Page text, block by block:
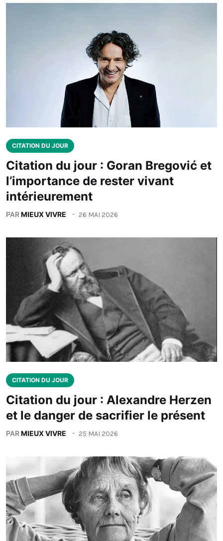
CITATION DU JOUR
Citation du jour : Goran Bregović et
l’importance de rester vivant
intérieurement
PARMIEUX VIVRE 26 MAI 2026
CITATION DU JOUR
Citation du jour : Alexandre Herzen
et le danger de sacrifier le présent
PARMIEUX VIVRE 25 MAI 2026